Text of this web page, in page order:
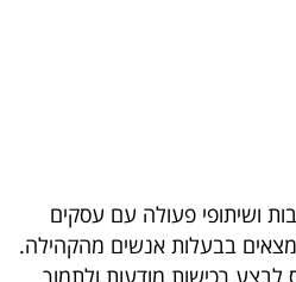
ושיתופי פעולה עם עסקים
בבעלות אנשים מהקהילה.
לבצע רכישות מודעות ולתמוך